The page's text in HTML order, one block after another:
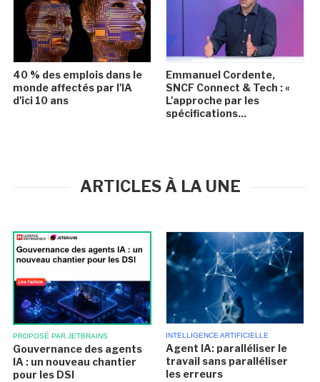
40 % des emplois dans le
monde affectés par l'IA
d'ici 10 ans
Emmanuel Cordente,
SNCF Connect & Tech : «
L'approche par les
spécifications...
ARTICLES À LA UNE
PROPOSÉ PAR JETBRAINS
Gouvernance des agents
IA : un nouveau chantier
pour les DSI
INTELLIGENCE ARTIFICIELLE
Agent IA: paralléliser le
travail sans paralléliser
les erreurs